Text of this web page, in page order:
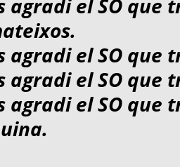
agradi el SO
agradi el SO
agradi el SO que
agradi el SO